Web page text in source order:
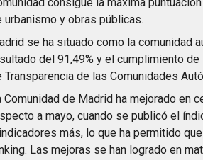
urbanismo y obras públicas.
se ha situado como la comunidad
del 91,49% y el cumplimiento
Transparencia de las Comunidades
Comunidad de Madrid ha mejorado en
a mayo, cuando se publicó el
más, lo que ha permitido
Las mejoras se han logrado en